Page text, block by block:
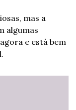
mas a
algumas
e está bem